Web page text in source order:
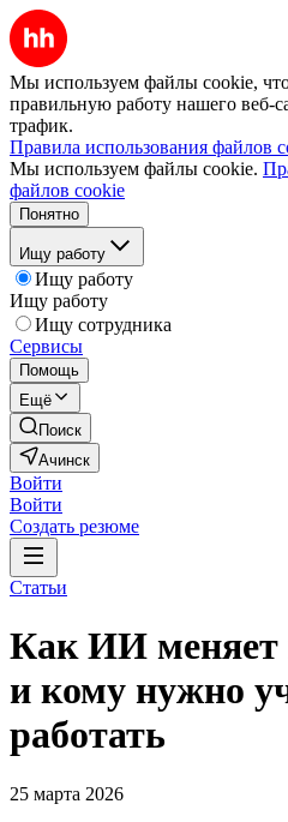
Мы используем файлы cookie,
правильную работу нашего веб-
трафик.
Правила использования файлов
Мы используем файлы cookie.
файлов cookie
Понятно
Ищу работу
Ищу работу
Ищу работу
Ищу сотрудника
Сервисы
Помощь
Ещё
Поиск
Ачинск
Войти
Войти
Создать резюме
Статьи
Как ИИ меняет
и кому нужно
работать
25 марта 2026